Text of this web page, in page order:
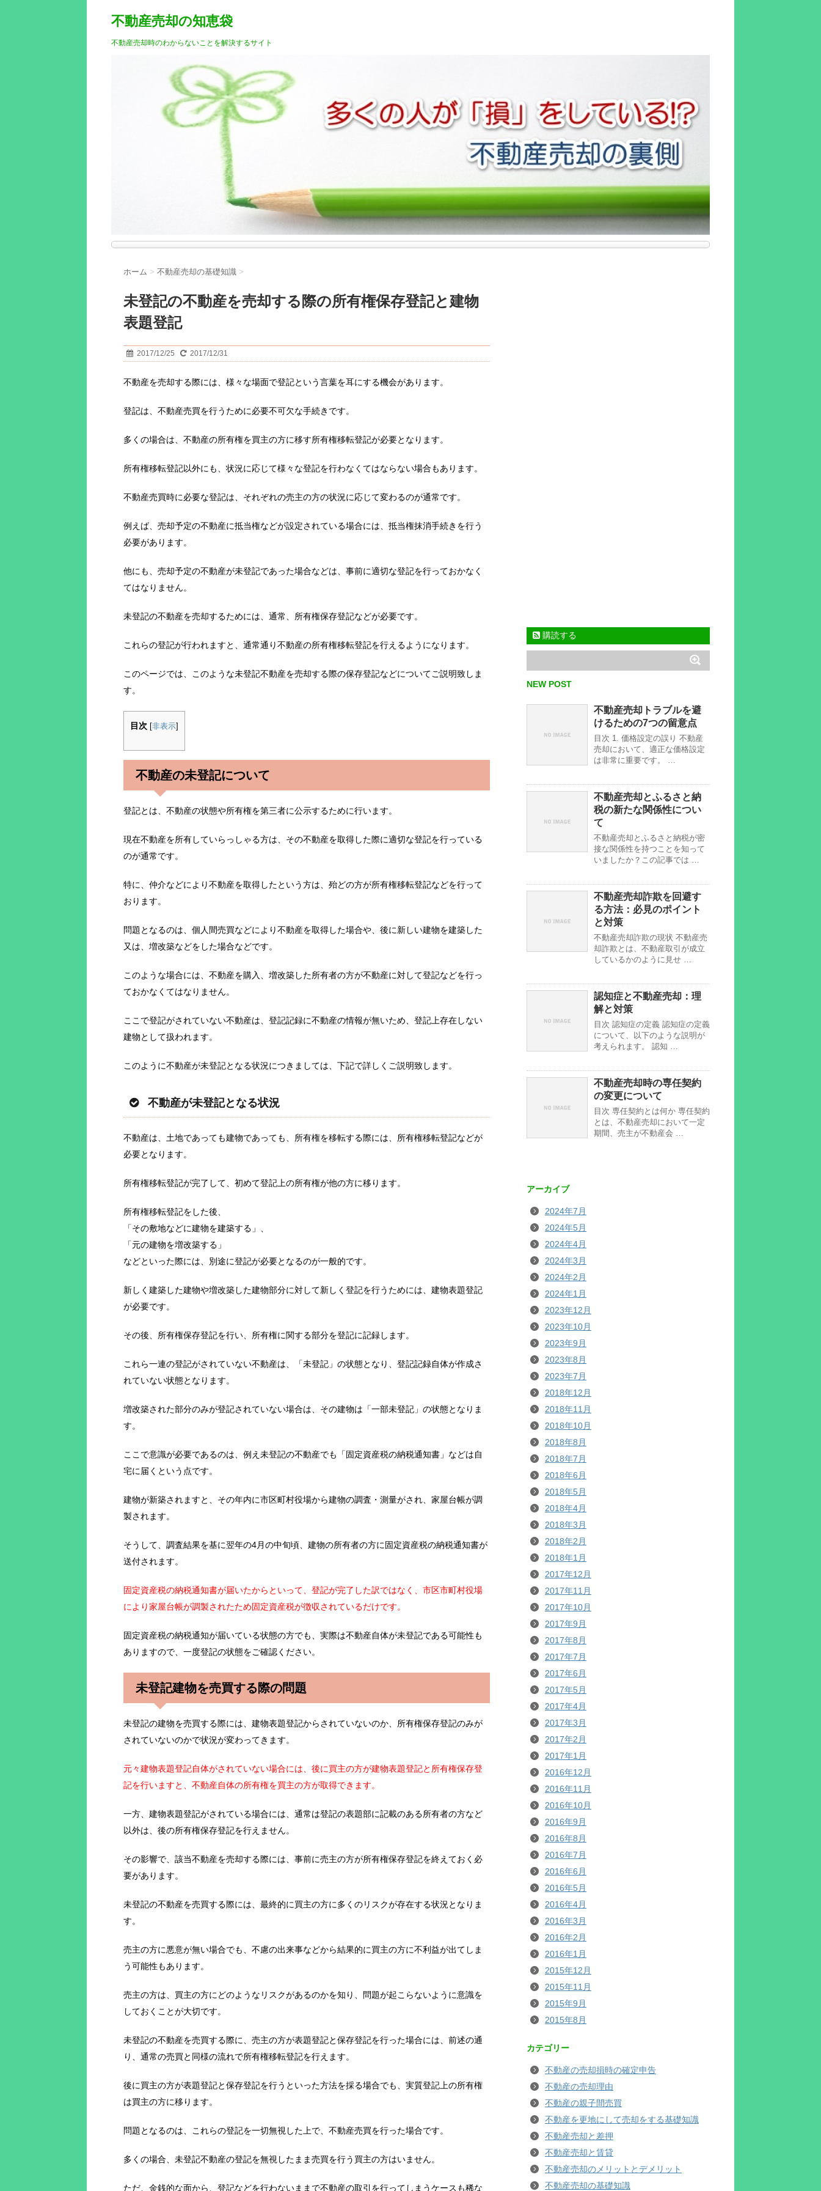
不動産売却の知恵袋
不動産売却時のわからないことを解決するサイト
ホーム > 不動産売却の基礎知識 >
未登記の不動産を売却する際の所有権保存登記と建物
表題登記
2017/12/25 2017/12/31
不動産を売却する際には、様々な場面で登記という言葉を耳にする機会があります。
登記は、不動産売買を行うために必要不可欠な手続きです。
多くの場合は、不動産の所有権を買主の方に移す所有権移転登記が必要となります。
所有権移転登記以外にも、状況に応じて様々な登記を行わなくてはならない場合もあります。
不動産売買時に必要な登記は、それぞれの売主の方の状況に応じて変わるのが通常です。
例えば、売却予定の不動産に抵当権などが設定されている場合には、抵当権抹消手続きを行う
必要があります。
他にも、売却予定の不動産が未登記であった場合などは、事前に適切な登記を行っておかなく
てはなりません。
未登記の不動産を売却するためには、通常、所有権保存登記などが必要です。
これらの登記が行われますと、通常通り不動産の所有権移転登記を行えるようになります。
このページでは、このような未登記不動産を売却する際の保存登記などについてご説明致しま
す。
目次 非表示
不動産の未登記について
登記とは、不動産の状態や所有権を第三者に公示するために行います。
現在不動産を所有していらっしゃる方は、その不動産を取得した際に適切な登記を行っている
のが通常です。
特に、仲介などにより不動産を取得したという方は、殆どの方が所有権移転登記などを行って
おります。
問題となるのは、個人間売買などにより不動産を取得した場合や、後に新しい建物を建築した
又は、増改築などをした場合などです。
このような場合には、不動産を購入、増改築した所有者の方が不動産に対して登記などを行っ
ておかなくてはなりません。
ここで登記がされていない不動産は、登記記録に不動産の情報が無いため、登記上存在しない
建物として扱われます。
このように不動産が未登記となる状況につきましては、下記で詳しくご説明致します。
不動産が未登記となる状況
不動産は、土地であっても建物であっても、所有権を移転する際には、所有権移転登記などが
必要となります。
所有権移転登記が完了して、初めて登記上の所有権が他の方に移ります。
所有権移転登記をした後、
「その敷地などに建物を建築する」、
「元の建物を増改築する」
などといった際には、別途に登記が必要となるのが一般的です。
新しく建築した建物や増改築した建物部分に対して新しく登記を行うためには、建物表題登記
が必要です。
その後、所有権保存登記を行い、所有権に関する部分を登記に記録します。
これら一連の登記がされていない不動産は、「未登記」の状態となり、登記記録自体が作成さ
れていない状態となります。
増改築された部分のみが登記されていない場合は、その建物は「一部未登記」の状態となりま
す。
ここで意識が必要であるのは、例え未登記の不動産でも「固定資産税の納税通知書」などは自
宅に届くという点です。
建物が新築されますと、その年内に市区町村役場から建物の調査・測量がされ、家屋台帳が調
製されます。
そうして、調査結果を基に翌年の4月の中旬頃、建物の所有者の方に固定資産税の納税通知書が
送付されます。
固定資産税の納税通知書が届いたからといって、登記が完了した訳ではなく、市区市町村役場
により家屋台帳が調製されたため固定資産税が徴収されているだけです。
固定資産税の納税通知が届いている状態の方でも、実際は不動産自体が未登記である可能性も
ありますので、一度登記の状態をご確認ください。
未登記建物を売買する際の問題
未登記の建物を売買する際には、建物表題登記からされていないのか、所有権保存登記のみが
されていないのかで状況が変わってきます。
元々建物表題登記自体がされていない場合には、後に買主の方が建物表題登記と所有権保存登
記を行いますと、不動産自体の所有権を買主の方が取得できます。
一方、建物表題登記がされている場合には、通常は登記の表題部に記載のある所有者の方など
以外は、後の所有権保存登記を行えません。
その影響で、該当不動産を売却する際には、事前に売主の方が所有権保存登記を終えておく必
要があります。
未登記の不動産を売買する際には、最終的に買主の方に多くのリスクが存在する状況となりま
す。
売主の方に悪意が無い場合でも、不慮の出来事などから結果的に買主の方に不利益が出てしま
う可能性もあります。
売主の方は、買主の方にどのようなリスクがあるのかを知り、問題が起こらないように意識を
しておくことが大切です。
未登記の不動産を売買する際に、売主の方が表題登記と保存登記を行った場合には、前述の通
り、通常の売買と同様の流れで所有権移転登記を行えます。
後に買主の方が表題登記と保存登記を行うといった方法を採る場合でも、実質登記上の所有権
は買主の方に移ります。
問題となるのは、これらの登記を一切無視した上で、不動産売買を行った場合です。
多くの場合、未登記不動産の登記を無視したまま売買を行う買主の方はいません。
ただ、金銭的な面から、登記などを行わないままで不動産の取引を行ってしまうケースも稀な
購読する
NEW POST
不動産売却トラブルを避
けるための7つの留意点
目次 1. 価格設定の誤り 不動産
売却において、適正な価格設定
は非常に重要です。 …
不動産売却とふるさと納
税の新たな関係性につい
て
不動産売却とふるさと納税が密
接な関係性を持つことを知って
いましたか？この記事では …
不動産売却詐欺を回避す
る方法：必見のポイント
と対策
不動産売却詐欺の現状 不動産売
却詐欺とは、不動産取引が成立
しているかのように見せ …
認知症と不動産売却：理
解と対策
目次 認知症の定義 認知症の定義
について、以下のような説明が
考えられます。 認知 …
不動産売却時の専任契約
の変更について
目次 専任契約とは何か 専任契約
とは、不動産売却において一定
期間、売主が不動産会 …
アーカイブ
2024年7月
2024年5月
2024年4月
2024年3月
2024年2月
2024年1月
2023年12月
2023年10月
2023年9月
2023年8月
2023年7月
2018年12月
2018年11月
2018年10月
2018年8月
2018年7月
2018年6月
2018年5月
2018年4月
2018年3月
2018年2月
2018年1月
2017年12月
2017年11月
2017年10月
2017年9月
2017年8月
2017年7月
2017年6月
2017年5月
2017年4月
2017年3月
2017年2月
2017年1月
2016年12月
2016年11月
2016年10月
2016年9月
2016年8月
2016年7月
2016年6月
2016年5月
2016年4月
2016年3月
2016年2月
2016年1月
2015年12月
2015年11月
2015年9月
2015年8月
カテゴリー
不動産の売却損時の確定申告
不動産の売却理由
不動産の親子間売買
不動産を更地にして売却をする基礎知識
不動産売却と差押
不動産売却と賃貸
不動産売却のメリットとデメリット
不動産売却の基礎知識